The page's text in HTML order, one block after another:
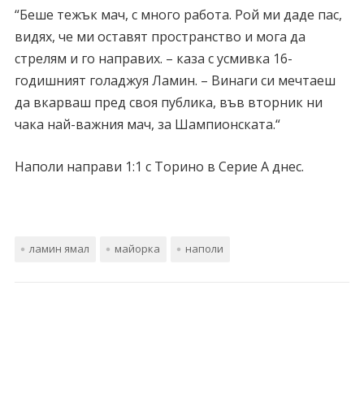
“Беше тежък мач, с много работа. Рой ми даде пас,
видях, че ми оставят пространство и мога да
стрелям и го направих. – каза с усмивка 16-
годишният голаджуя Ламин. – Винаги си мечтаеш
да вкарваш пред своя публика, във вторник ни
чака най-важния мач, за Шампионската.“
Наполи направи 1:1 с Торино в Серие А днес.
ламин ямал майорка наполи